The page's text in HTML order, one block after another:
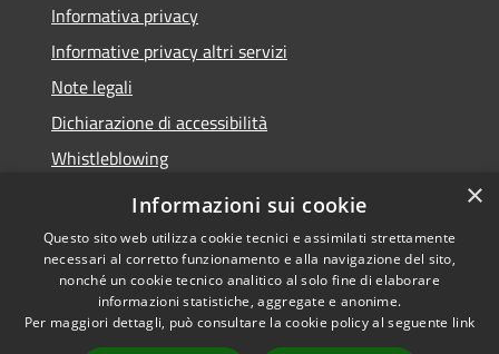
Informativa privacy
Informative privacy altri servizi
Note legali
Dichiarazione di accessibilità
Whistleblowing
RSS
Accessibilità
Privacy
Copyright © 2026 • Comune di
Bussolengo • Powered by
Municipium•Accesso
×
Informazioni sui cookie
Questo sito web utilizza cookie tecnici e assimilati strettamente
necessari al corretto funzionamento e alla navigazione del sito,
nonché un cookie tecnico analitico al solo fine di elaborare
informazioni statistiche, aggregate e anonime.
Per maggiori dettagli, può consultare la cookie policy al seguente link